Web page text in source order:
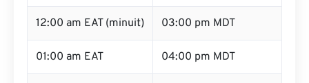
12:00 am EAT (minuit) 03:00 pm MDT
01:00 am EAT 04:00 pm MDT